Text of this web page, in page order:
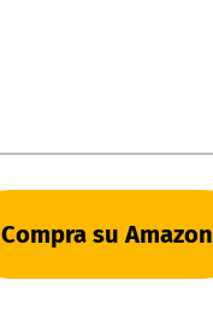
Compra su Amazon